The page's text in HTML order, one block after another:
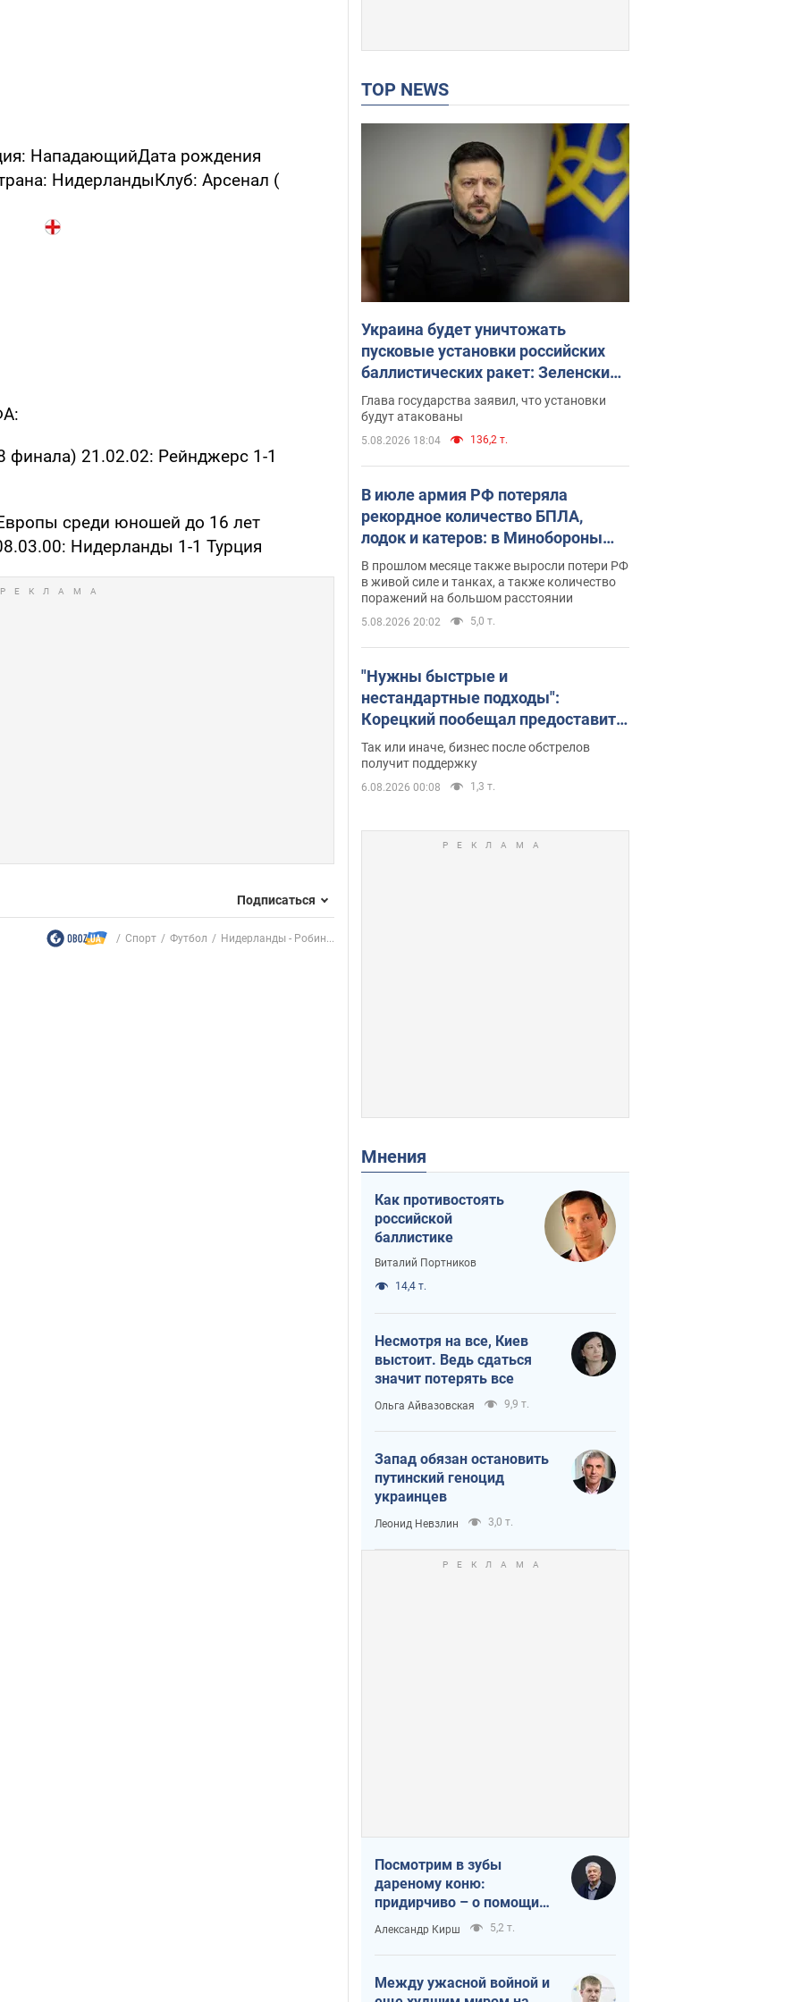
НападающийДата рождения
НидерландыКлуб: Арсенал (
21.02.02: Рейнджерс 1-1
среди юношей до 16 лет
Нидерланды 1-1 Турция
Подписаться
Спорт Футбол Нидерланды - Робин...
TOP NEWS
Украина будет уничтожать
пусковые установки российских
баллистических ракет: Зеленский
провел заседание СНБО
Глава государства заявил, что установки
будут атакованы
5.08.2026 18:04 136,2 т.
В июле армия РФ потеряла
рекордное количество БПЛА,
лодок и катеров: в Минобороны
обнародовали статистику
В прошлом месяце также выросли потери РФ
в живой силе и танках, а также количество
поражений на большом расстоянии
5.08.2026 20:02 5,0 т.
"Нужны быстрые и
нестандартные подходы":
Корецкий пообещал предоставить
бизнесу приоритетный доступ к
имеющимся складским
помещениям
Так или иначе, бизнес после обстрелов
получит поддержку
6.08.2026 00:08 1,3 т.
Мнения
Как противостоять
российской
баллистике
Виталий Портников
14,4 т.
Несмотря на все, Киев
выстоит. Ведь сдаться
значит потерять все
Ольга Айвазовская 9,9 т.
Запад обязан остановить
путинский геноцид
украинцев
Леонид Невзлин 3,0 т.
Посмотрим в зубы
дареному коню:
придирчиво – о помощи
Украине
Александр Кирш 5,2 т.
Между ужасной войной и